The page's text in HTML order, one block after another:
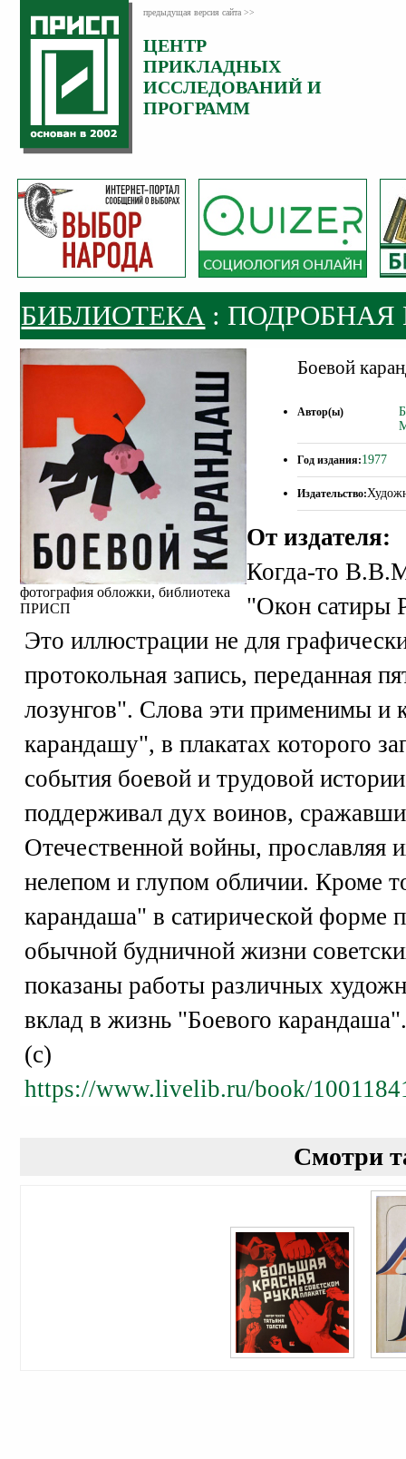
предыдущая версия сайта >>
ЦЕНТР
ПРИКЛАДНЫХ
ИССЛЕДОВАНИЙ И
ПРОГРАММ
БИБЛИОТЕКА:
фотография обложки, библиотека
ПРИСП
Боевой
Автор(ы)
Год издания:1977
Издательство:
От издателя:
Когда-то
"Окон сатиры
Это иллюстрации не для
протокольная запись, переданная
лозунгов". Слова эти применимы и
карандашу", в плакатах которого
события боевой и трудовой
поддерживал дух воинов,
Отечественной войны, прославляя
нелепом и глупом обличии. Кроме
карандаша" в сатирической форме
обычной будничной жизни
показаны работы различных
вклад в жизнь "Боевого карандаша".
(с)
https://www.livelib.ru/book/
Смотри